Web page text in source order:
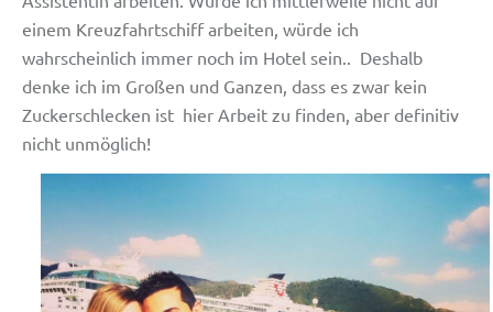
einem Kreuzfahrtschiff arbeiten, würde ich
wahrscheinlich immer noch im Hotel sein.. Deshalb
denke ich im Großen und Ganzen, dass es zwar kein
Zuckerschlecken ist hier Arbeit zu finden, aber definitiv
nicht unmöglich!